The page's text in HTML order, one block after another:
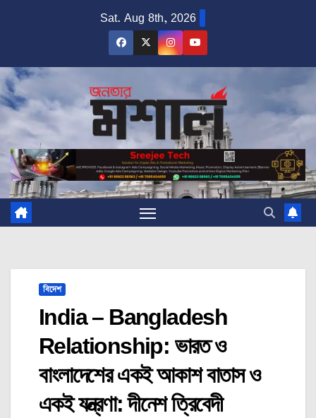
Sat. Aug 8th, 2026
বিদেশ
India – Bangladesh
Relationship: ভারত ও
বাংলাদেশের একই আকাশ বাতাস ও
একই যন্ত্রণা: দীনেশ ত্রিবেদী